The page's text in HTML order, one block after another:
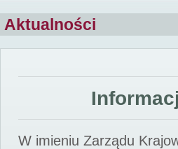
Aktualności
W imieniu Zarządu